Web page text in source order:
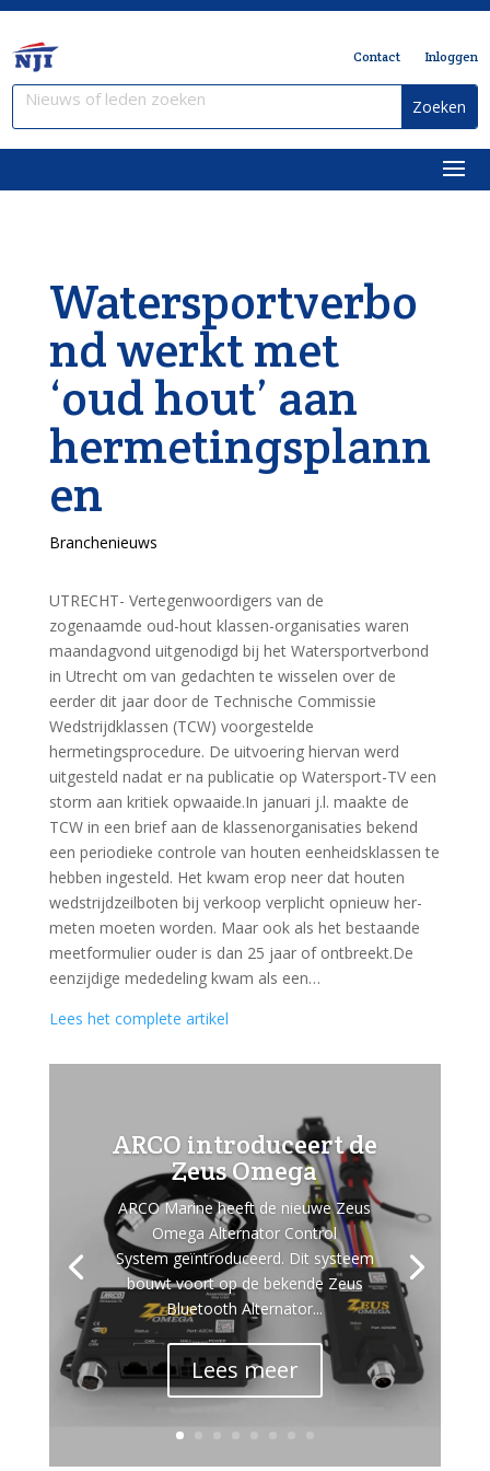
Contact Inloggen
Watersportverbo
nd werkt met
‘oud hout’ aan
hermetingsplann
en
Branchenieuws
UTRECHT- Vertegenwoordigers van de
zogenaamde oud-hout klassen-organisaties waren
maandagvond uitgenodigd bij het Watersportverbond
in Utrecht om van gedachten te wisselen over de
eerder dit jaar door de Technische Commissie
Wedstrijdklassen (TCW) voorgestelde
hermetingsprocedure. De uitvoering hiervan werd
uitgesteld nadat er na publicatie op Watersport-TV een
storm aan kritiek opwaaide.In januari j.l. maakte de
TCW in een brief aan de klassenorganisaties bekend
een periodieke controle van houten eenheidsklassen te
hebben ingesteld. Het kwam erop neer dat houten
wedstrijdzeilboten bij verkoop verplicht opnieuw her-
meten moeten worden. Maar ook als het bestaande
meetformulier ouder is dan 25 jaar of ontbreekt.De
eenzijdige mededeling kwam als een…
Lees het complete artikel
ARCO introduceert de
Zeus Omega
ARCO Marine heeft de nieuwe Zeus
Omega Alternator Control
System geïntroduceerd. Dit systeem
bouwt voort op de bekende Zeus
Bluetooth Alternator...
Lees meer